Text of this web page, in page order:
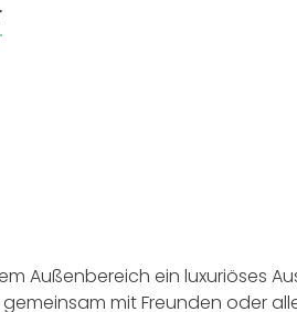
Außenbereich ein luxuriöses
mit Freunden oder